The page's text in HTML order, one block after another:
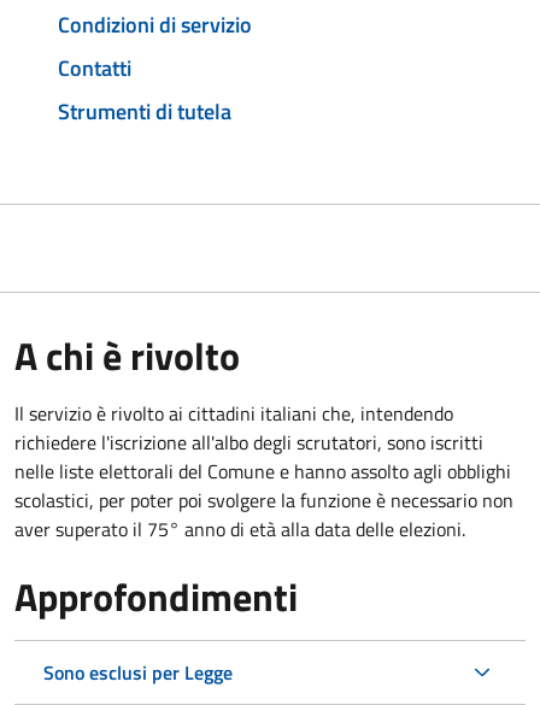
Condizioni di servizio
Contatti
Strumenti di tutela
A chi è rivolto
Il servizio è rivolto ai cittadini italiani che, intendendo
richiedere l'iscrizione all'albo degli scrutatori, sono iscritti
nelle liste elettorali del Comune e hanno assolto agli obblighi
scolastici, per poter poi svolgere la funzione è necessario non
aver superato il 75° anno di età alla data delle elezioni.
Approfondimenti
Sono esclusi per Legge